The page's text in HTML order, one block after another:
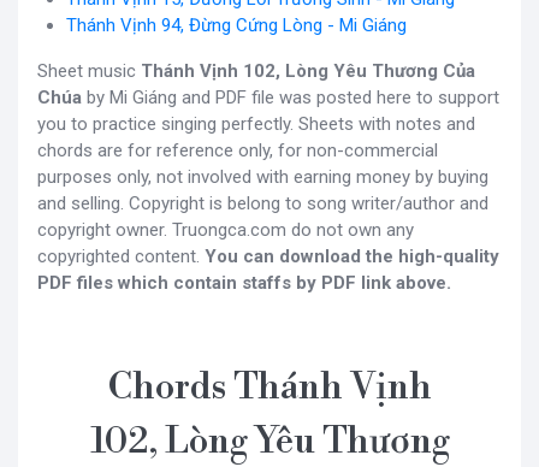
Thánh Vịnh 94, Đừng Cứng Lòng - Mi Giáng
Sheet music Thánh Vịnh 102, Lòng Yêu Thương Của
Chúa by Mi Giáng and PDF file was posted here to support
you to practice singing perfectly. Sheets with notes and
chords are for reference only, for non-commercial
purposes only, not involved with earning money by buying
and selling. Copyright is belong to song writer/author and
copyright owner. Truongca.com do not own any
copyrighted content. You can download the high-quality
PDF files which contain staffs by PDF link above.
Chords Thánh Vịnh
102, Lòng Yêu Thương